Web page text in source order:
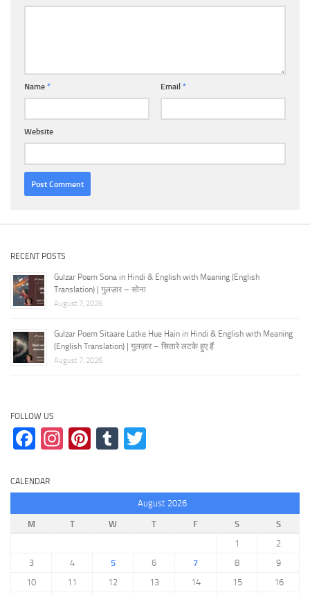
Name * Email *
Website
RECENT POSTS
Gulzar Poem Sona in Hindi & English with Meaning (English
Translation) | गुलज़ार – सोना
August 7, 2026
Gulzar Poem Sitaare Latke Hue Hain in Hindi & English with Meaning
(English Translation) | गुलज़ार – सितारे लटके हुए हैं
August 7, 2026
FOLLOW US
Facebook
Instagram
Pinterest
Tumblr
CALENDAR
August 2026
M
T W T F S
S
1
2
3
4 5 6 7 8
9
10
11 12 13 14 15 16